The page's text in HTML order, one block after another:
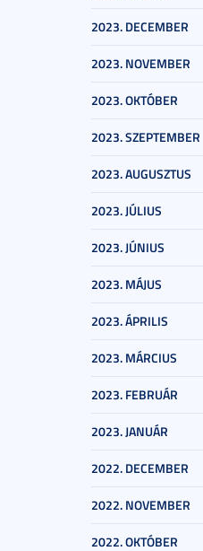
2023. DECEMBER
2023. NOVEMBER
2023. OKTÓBER
2023. SZEPTEMBER
2023. AUGUSZTUS
2023. JÚLIUS
2023. JÚNIUS
2023. MÁJUS
2023. ÁPRILIS
2023. MÁRCIUS
2023. FEBRUÁR
2023. JANUÁR
2022. DECEMBER
2022. NOVEMBER
2022. OKTÓBER